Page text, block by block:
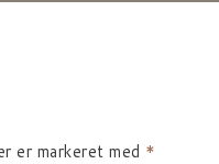
er markeret med *